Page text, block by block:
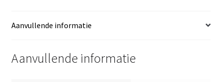
Aanvullende informatie
Aanvullende informatie